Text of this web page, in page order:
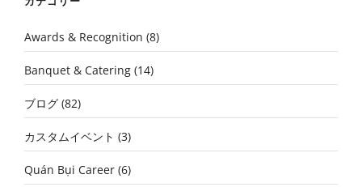
Awards & Recognition (8)
Banquet & Catering (14)
ブログ (82)
カスタムイベント (3)
Quán Bụi Career (6)